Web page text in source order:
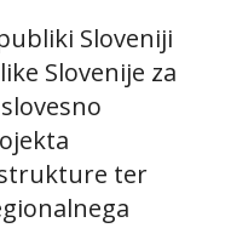
Sloveniji
Slovenije za
ter